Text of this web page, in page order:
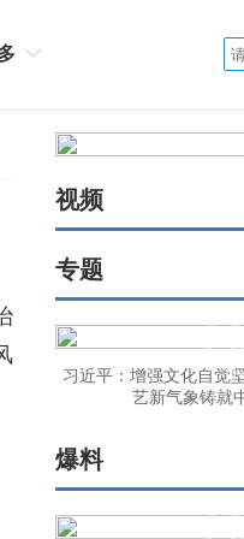
视频
专题
习近平：增强文化自觉
艺新气象铸就
爆料